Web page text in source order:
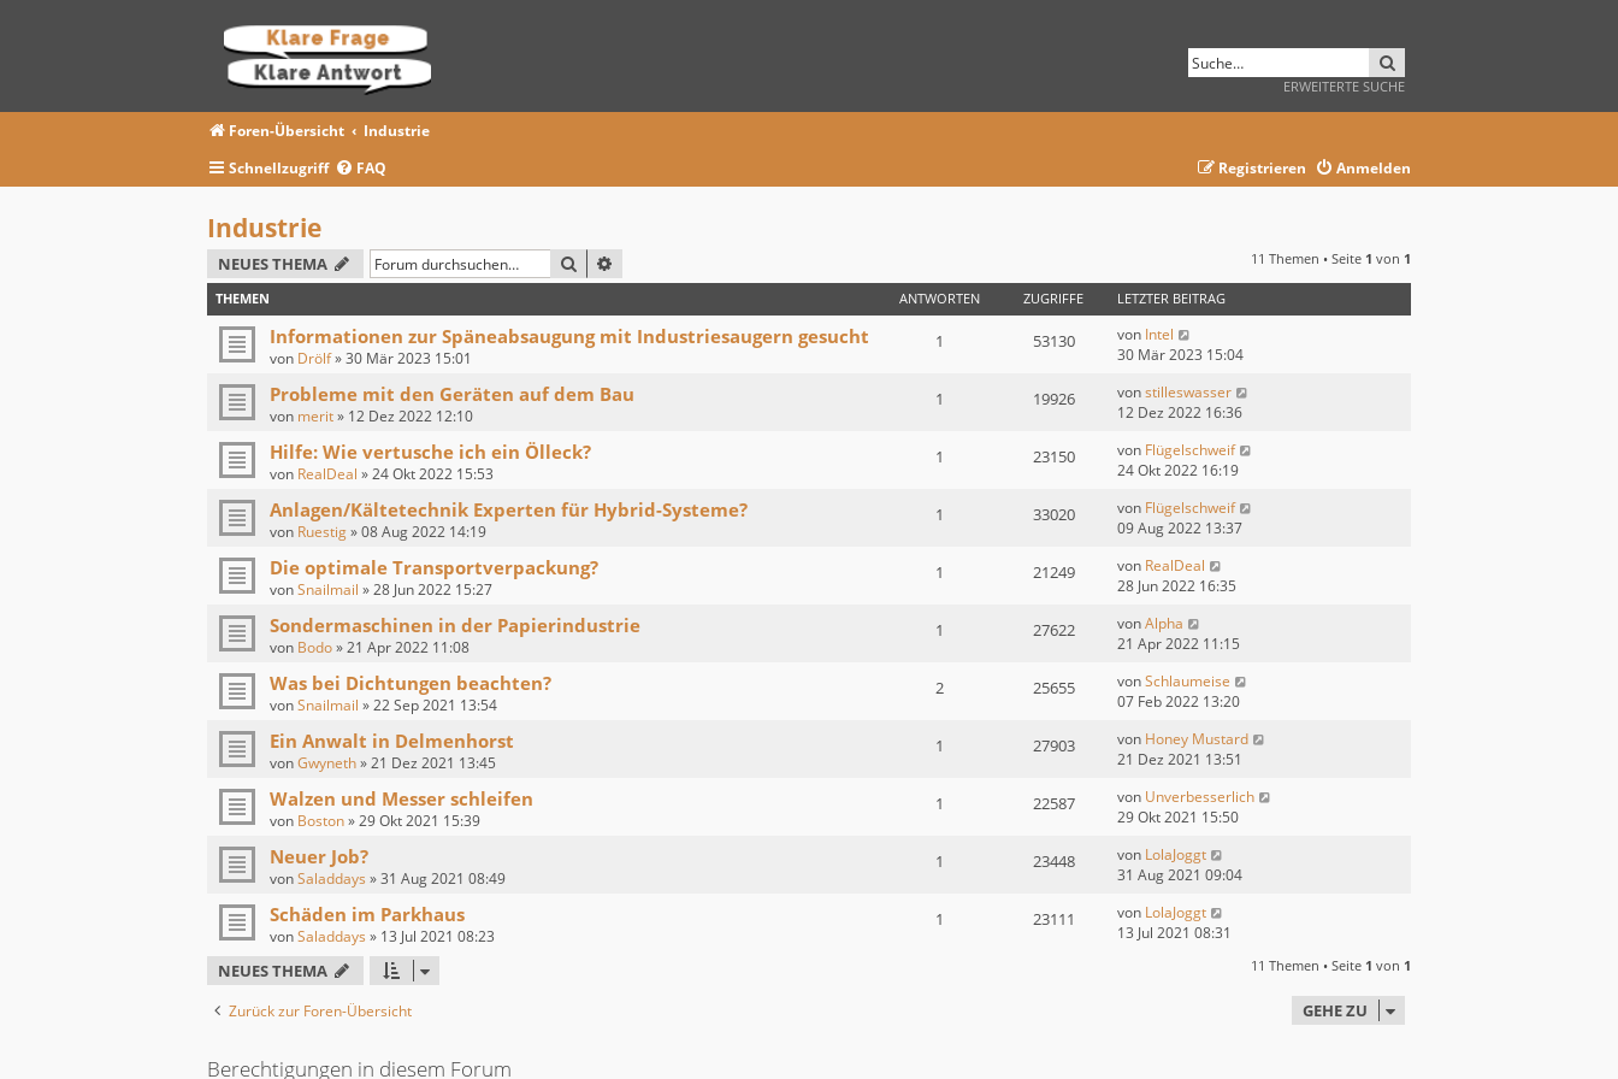
ERWEITERTE SUCHE
Foren-Übersicht
Industrie
Schnellzugriff
FAQ Anmelden
Registrieren
Industrie
NEUES THEMA SUCHE 11 Themen • Seite 1 von 1
THEMEN ANTWORTEN ZUGRIFFE LETZTER BEITRAG
Informationen zur Späneabsaugung mit Industriesaugern gesucht
von Drölf»30 Mär 2023 15:01
1 53130 von Intel
30 Mär 2023 15:04
Probleme mit den Geräten auf dem Bau
von merit» 12 Dez 2022 12:10
1 19926 vonstilleswasser
12 Dez 2022 16:36
Hilfe: Wie vertusche ich ein Ölleck?
von RealDeal »24 Okt 2022 15:53
1 23150 von Flügelschweif
24 Okt 2022 16:19
Anlagen/Kältetechnik Experten für Hybrid-Systeme?
von Ruestig»08 Aug 2022 14:19
1 33020 von Flügelschweif
09 Aug 2022 13:37
Die optimale Transportverpackung?
vonSnailmail »28 Jun 2022 15:27
1 21249 von RealDeal
28 Jun 2022 16:35
Sondermaschinen in der Papierindustrie
von Bodo»21 Apr 2022 11:08
1 27622 vonAlpha
21 Apr 2022 11:15
Was bei Dichtungen beachten?
vonSnailmail »22 Sep 2021 13:54
2 25655 vonSchlaumeise
07 Feb 2022 13:20
Ein Anwalt in Delmenhorst
vonGwyneth»21 Dez 2021 13:45
1 27903 von Honey Mustard
21 Dez 2021 13:51
Walzen und Messer schleifen
von Boston»29 Okt 2021 15:39
1 22587 von Unverbesserlich
29 Okt 2021 15:50
Neuer Job?
vonSaladdays »31 Aug 2021 08:49
1 23448 von LolaJoggt
31 Aug 2021 09:04
Schäden im Parkhaus
vonSaladdays » 13 Jul 2021 08:23
1 23111 von LolaJoggt
13 Jul 2021 08:31
NEUES THEMA 11 Themen • Seite 1 von 1
Zurück zur Foren-Übersicht GEHE ZU
Berechtigungen in diesem Forum